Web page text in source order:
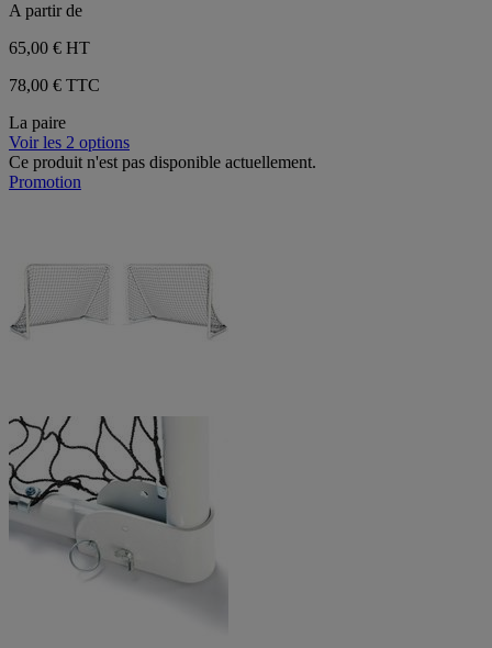
A partir de
65,00 € HT
78,00 € TTC
La paire
Voir les 2 options
Ce produit n'est pas disponible actuellement.
Promotion